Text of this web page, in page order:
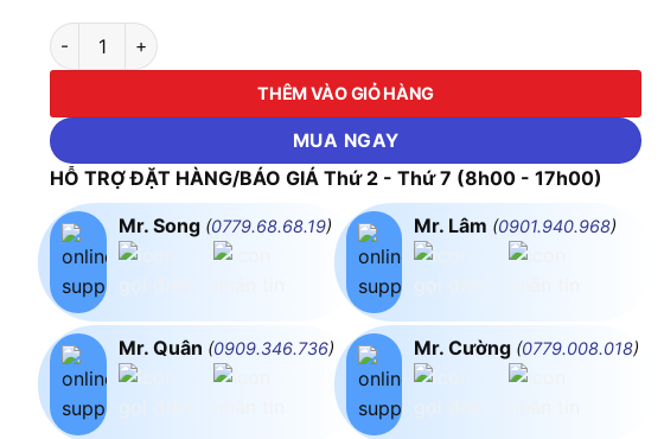
Máy tỉa hàng rào dùng pin Makita DUH754SZ (Chưa kèm Pin & Sạc) số lượng
THÊM VÀO GIỎ HÀNG
MUA NGAY
HỖ TRỢ ĐẶT HÀNG/BÁO GIÁ Thứ 2 - Thứ 7 (8h00 - 17h00)
Mr. Song (0779.68.68.19)
Mr. Quân (0909.346.736)
Mr. Lâm (0901.940.968)
Mr. Cường (0779.008.018)